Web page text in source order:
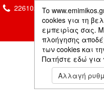
To
cookies για τη
εμπειρίας σας.
πλοήγησης
των cookies και
Πατήστε εδώ για
Αλλαγή
2261026435 &